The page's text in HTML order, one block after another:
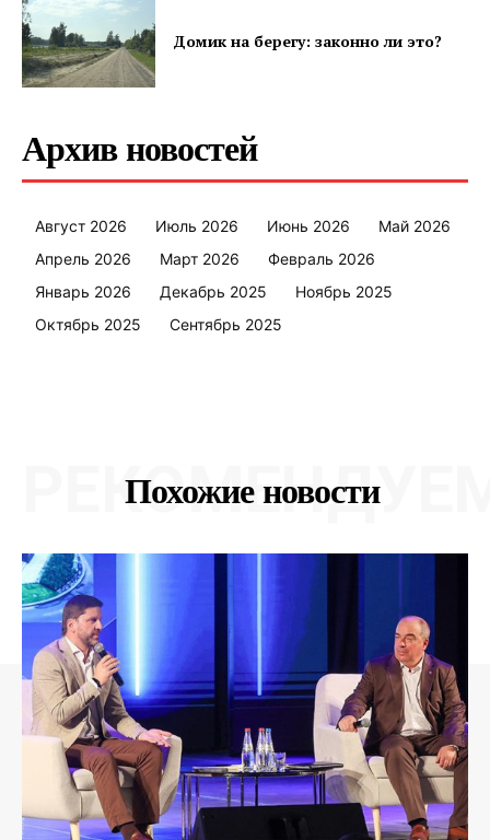
Редакция "ДВ"
Наша гісторыя
Контакты
Правила использования материалов
Электронные обращения
Домик на берегу: законно ли это?
Архив новостей
Август 2026 Июль 2026 Июнь 2026
Май 2026
Апрель 2026
Март 2026
Февраль 2026
Январь 2026
Декабрь 2025
Ноябрь 2025
Октябрь 2025
Сентябрь 2025
Похожие новости